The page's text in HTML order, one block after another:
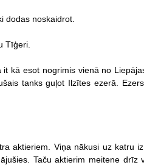
dodas noskaidrot.
Tīģeri.
kā esot nogrimis vienā no
tanks guļot Ilzītes ezerā.
aktieriem. Viņa nākusi uz katru
Taču aktierim meitene drīz